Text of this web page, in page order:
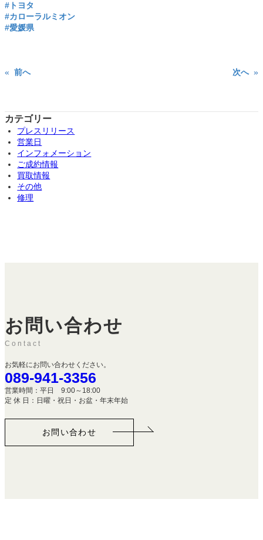
#トヨタ
#カローラルミオン
#愛媛県
« 前へ 次へ »
カテゴリー
プレスリリース
営業日
インフォメーション
ご成約情報
買取情報
その他
修理
お問い合わせ
Contact
お気軽にお問い合わせください。
089-941-3356
営業時間：平日 9:00～18:00
定 休 日：日曜・祝日・お盆・年末年始
お問い合わせ